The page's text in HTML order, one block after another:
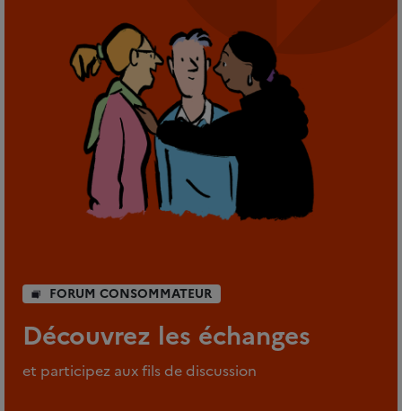
FORUM CONSOMMATEUR
Découvrez les échanges
et participez aux fils de discussion